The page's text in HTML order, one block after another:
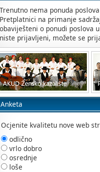
Trenutno nema ponuda
Pretplatnici na primanje
obaviješteni o ponudi poslova
niste prijavljeni, možete se
Anketa
Ocjenite kvalitetu nove web
odlično
vrlo dobro
osrednje
loše